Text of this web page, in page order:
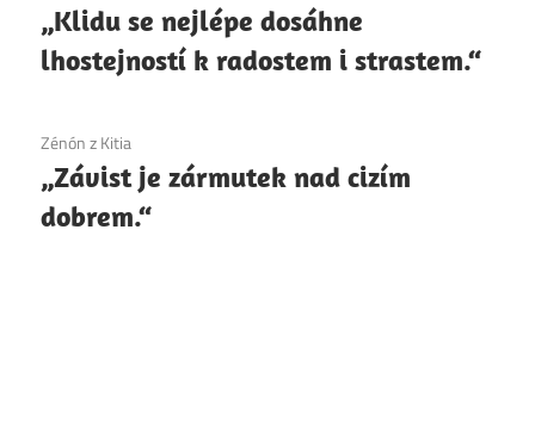
„Klidu se nejlépe dosáhne
lhostejností k radostem i strastem.“
1. 12. 2020
Zénón z Kitia
„Závist je zármutek nad cizím
dobrem.“